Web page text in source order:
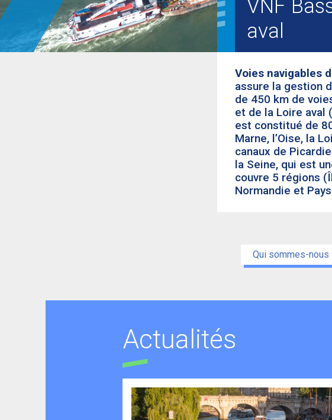
VNF
aval
Voies navigables
assure la gestion
de 450 km de
et de la Loire aval
est constitué de
Marne, l’Oise, la
canaux de
la Seine, qui est
couvre 5 régions
Normandie et
Qui sommes-nous
Actualités